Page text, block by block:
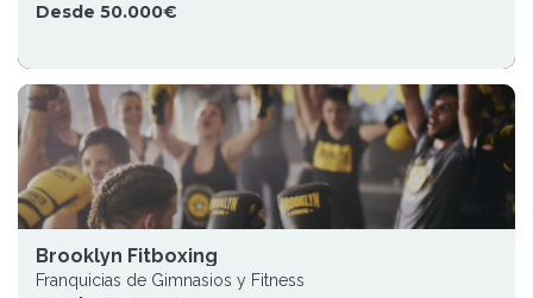
Desde 50.000€
Brooklyn Fitboxing
Franquicias de Gimnasios y Fitness